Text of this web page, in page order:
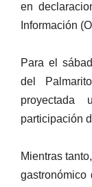
en
Información
Para el
del
proyectada
participación
Mientras
gastronómico